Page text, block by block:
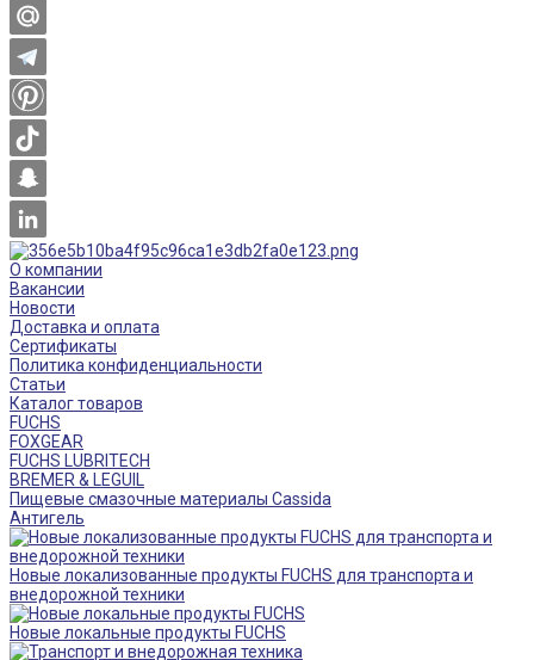
О компании
Вакансии
Новости
Доставка и оплата
Сертификаты
Политика конфиденциальности
Статьи
Каталог товаров
FUCHS
FOXGEAR
FUCHS LUBRITECH
BREMER & LEGUIL
Пищевые смазочные материалы Cassida
Антигель
Новые локализованные продукты FUCHS для транспорта и
внедорожной техники
Новые локальные продукты FUCHS